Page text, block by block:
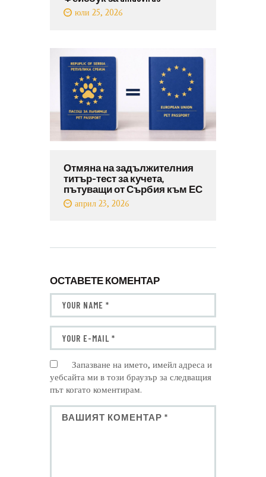
юли 25, 2026
Отмяна на задължителния
титър-тест за кучета,
пътуващи от Сърбия към ЕС
април 23, 2026
ОСТАВЕТЕ КОМЕНТАР
Запазване на името, имейл адреса и
уебсайта ми в този браузър за следващия
път когато коментирам.